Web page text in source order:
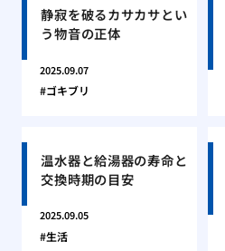
静寂を破るカサカサとい
う物音の正体
2025.09.07
ゴキブリ
温水器と給湯器の寿命と
交換時期の目安
2025.09.05
生活